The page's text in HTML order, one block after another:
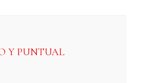
Y PUNTUAL